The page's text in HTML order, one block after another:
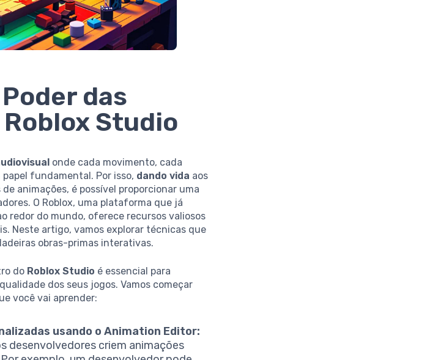
das
Studio
onde cada movimento, cada
fundamental. Por isso, dando vida aos
animações, é possível proporcionar uma
O Roblox, uma plataforma que já
redor do mundo, oferece recursos valiosos
Neste artigo, vamos explorar técnicas que
obras-primas interativas.
do Roblox Studio é essencial para
dos seus jogos. Vamos começar
você vai aprender:
usando o Animation Editor:
desenvolvedores criem animações